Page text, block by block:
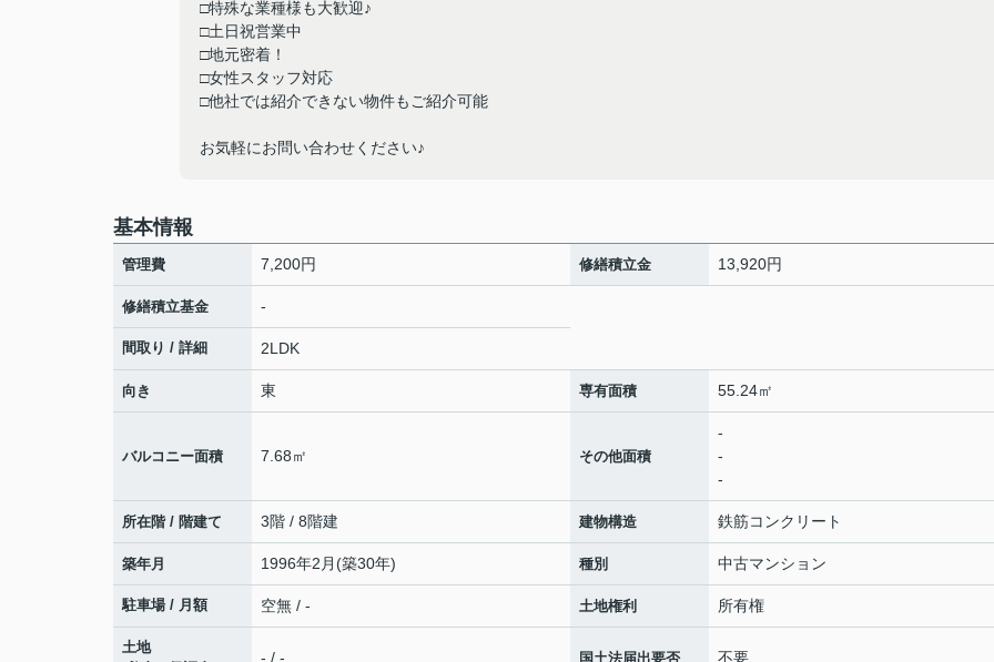
□特殊な業種様も大歓迎♪
□土日祝営業中
□地元密着！
□女性スタッフ対応
□他社では紹介できない物件もご紹介可能
お気軽にお問い合わせください♪
基本情報
管理費 7,200円 修繕積立金 13,920円
修繕積立基金 -
間取り / 詳細 2LDK
向き 東 専有面積 55.24㎡
バルコニー面積 7.68㎡ その他面積
-
-
-
所在階 / 階建て 3階 / 8階建 建物構造 鉄筋コンクリート
築年月 1996年2月(築30年) 種別 中古マンション
駐車場 / 月額 空無 / - 土地権利 所有権
土地
- / - 国土法届出要否 不要